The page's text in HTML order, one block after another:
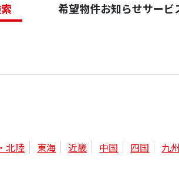
希望物件お知らせサービ
北陸 東海 近畿 中国 四国 九